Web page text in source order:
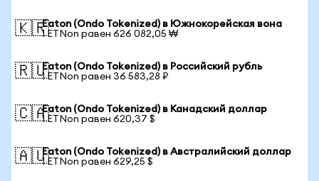
🇰🇷Eaton (Ondo Tokenized) в Южнокорейская вона
1 ETNon равен 626 082,05 ₩
🇷🇺Eaton (Ondo Tokenized) в Российский рубль
1 ETNon равен 36 583,28 ₽
🇨🇦Eaton (Ondo Tokenized) в Канадский доллар
1 ETNon равен 620,37 $
🇦🇺Eaton (Ondo Tokenized) в Австралийский доллар
1 ETNon равен 629,25 $